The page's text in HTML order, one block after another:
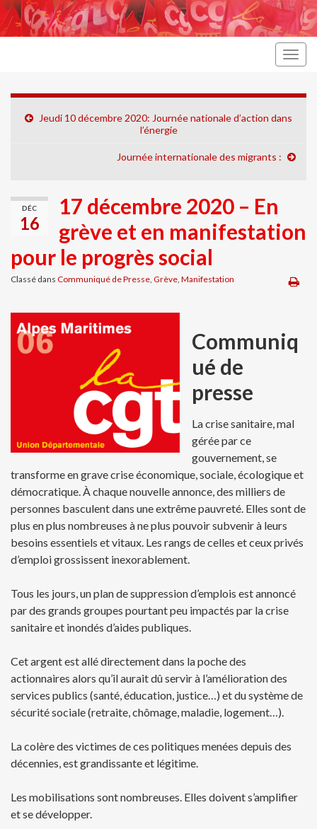
Jeudi 10 décembre 2020: Journée nationale d’action dans
l’énergie
Journée internationale des migrants :
DÉC
16
17 décembre 2020 – En
grève et en manifestation
pour le progrès social
Classé dans Communiqué de Presse Grève Manifestation
Communiq
ué de
presse
La crise sanitaire, mal
gérée par ce
gouvernement, se
transforme en grave crise économique, sociale, écologique et
démocratique. À chaque nouvelle annonce, des milliers de
personnes basculent dans une extrême pauvreté. Elles sont de
plus en plus nombreuses à ne plus pouvoir subvenir à leurs
besoins essentiels et vitaux. Les rangs de celles et ceux privés
d’emploi grossissent inexorablement.
Tous les jours, un plan de suppression d’emplois est annoncé
par des grands groupes pourtant peu impactés par la crise
sanitaire et inondés d’aides publiques.
Cet argent est allé directement dans la poche des
actionnaires alors qu’il aurait dû servir à l’amélioration des
services publics (santé, éducation, justice…) et du système de
sécurité sociale (retraite, chômage, maladie, logement…).
La colère des victimes de ces politiques menées depuis des
décennies, est grandissante et légitime.
Les mobilisations sont nombreuses. Elles doivent s’amplifier
et se développer.